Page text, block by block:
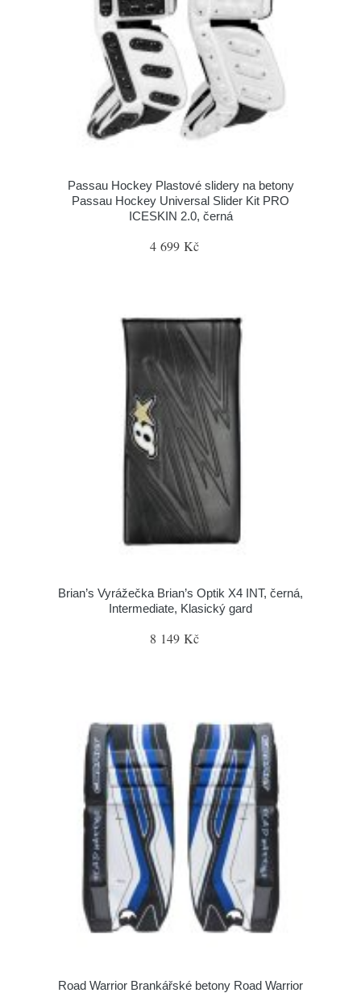
Passau Hockey Plastové slidery na betony
Passau Hockey Universal Slider Kit PRO
ICESKIN 2.0, černá
4 699 Kč
Brian’s Vyrážečka Brian’s Optik X4 INT, černá,
Intermediate, Klasický gard
8 149 Kč
Road Warrior Brankářské betony Road Warrior